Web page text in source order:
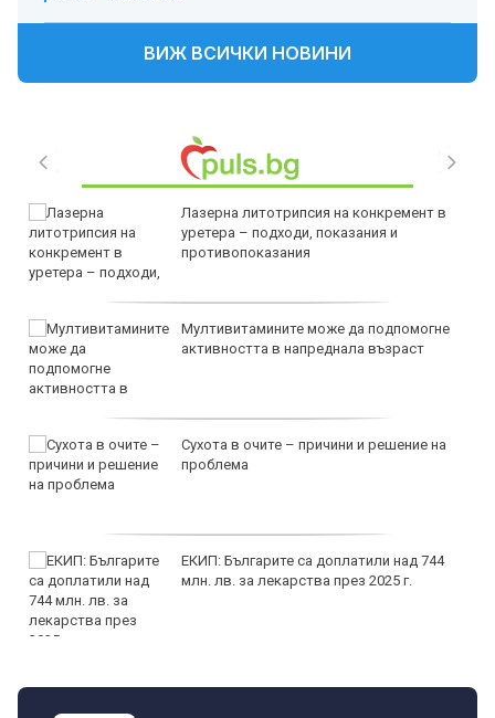
ВИЖ ВСИЧКИ НОВИНИ
Лазерна литотрипсия на конкремент в
уретера – подходи, показания и
противопоказания
Мултивитамините може да подпомогне
активността в напреднала възраст
Сухота в очите – причини и решение на
проблема
ЕКИП: Българите са доплатили над 744
млн. лв. за лекарства през 2025 г.